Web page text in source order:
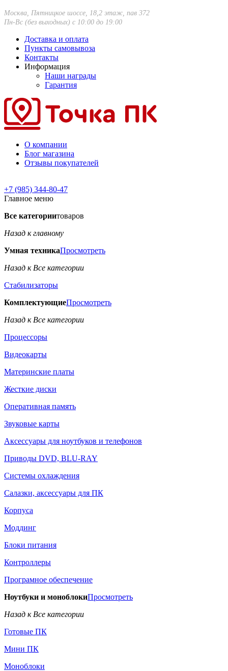
Москва, Пятницкое шоссе, 18,2 этаж, пав 372
Пн-Вс (без выходных) с 10:00 до 19:00
Доставка и оплата
Пункты самовывоза
Контакты
Информация
Наши награды
Гарантия
О компании
Блог магазина
Отзывы покупателей
+7 (985) 344-80-47
Главное меню
Все категориитоваров
Назад к главному
Умная техникаПросмотреть
Назад к Все категории
Стабилизаторы
КомплектующиеПросмотреть
Назад к Все категории
Процессоры
Видеокарты
Материнские платы
Жесткие диски
Оперативная память
Звуковые карты
Аксессуары для ноутбуков и телефонов
Приводы DVD, BLU-RAY
Системы охлаждения
Салазки, аксессуары для ПК
Корпуса
Моддинг
Блоки питания
Контроллеры
Програмное обеспечение
Ноутбуки и моноблокиПросмотреть
Назад к Все категории
Готовые ПК
Мини ПК
Моноблоки